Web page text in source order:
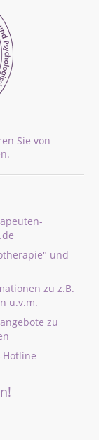
Sie von
und
zu z.B.
u.v.m.
zu